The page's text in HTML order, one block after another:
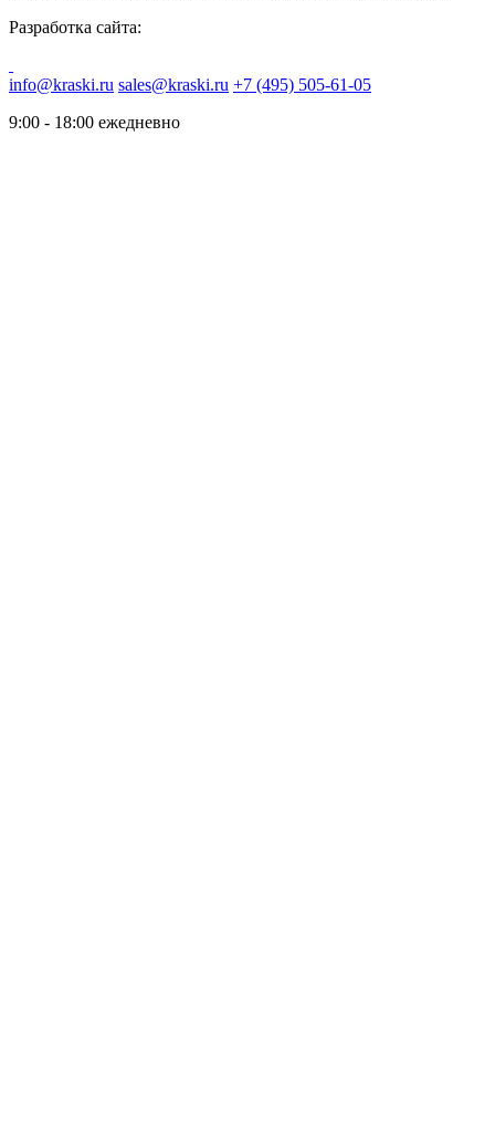
Разработка сайта:
info@kraski.ru sales@kraski.ru +7 (495) 505-61-05
9:00 - 18:00 ежедневно